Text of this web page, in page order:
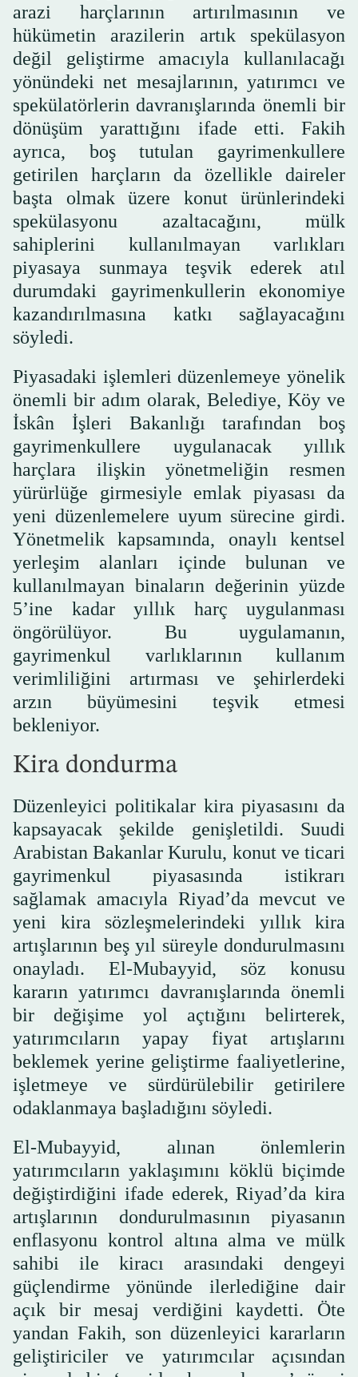
arazi harçlarının artırılmasının ve
hükümetin arazilerin artık spekülasyon
değil geliştirme amacıyla kullanılacağı
yönündeki net mesajlarının, yatırımcı ve
spekülatörlerin davranışlarında önemli bir
dönüşüm yarattığını ifade etti. Fakih
ayrıca, boş tutulan gayrimenkullere
getirilen harçların da özellikle daireler
başta olmak üzere konut ürünlerindeki
spekülasyonu azaltacağını, mülk
sahiplerini kullanılmayan varlıkları
piyasaya sunmaya teşvik ederek atıl
durumdaki gayrimenkullerin ekonomiye
kazandırılmasına katkı sağlayacağını
söyledi.
Piyasadaki işlemleri düzenlemeye yönelik
önemli bir adım olarak, Belediye, Köy ve
İskân İşleri Bakanlığı tarafından boş
gayrimenkullere uygulanacak yıllık
harçlara ilişkin yönetmeliğin resmen
yürürlüğe girmesiyle emlak piyasası da
yeni düzenlemelere uyum sürecine girdi.
Yönetmelik kapsamında, onaylı kentsel
yerleşim alanları içinde bulunan ve
kullanılmayan binaların değerinin yüzde
5’ine kadar yıllık harç uygulanması
öngörülüyor. Bu uygulamanın,
gayrimenkul varlıklarının kullanım
verimliliğini artırması ve şehirlerdeki
arzın büyümesini teşvik etmesi
bekleniyor.
Kira dondurma
Düzenleyici politikalar kira piyasasını da
kapsayacak şekilde genişletildi. Suudi
Arabistan Bakanlar Kurulu, konut ve ticari
gayrimenkul piyasasında istikrarı
sağlamak amacıyla Riyad’da mevcut ve
yeni kira sözleşmelerindeki yıllık kira
artışlarının beş yıl süreyle dondurulmasını
onayladı. El-Mubayyid, söz konusu
kararın yatırımcı davranışlarında önemli
bir değişime yol açtığını belirterek,
yatırımcıların yapay fiyat artışlarını
beklemek yerine geliştirme faaliyetlerine,
işletmeye ve sürdürülebilir getirilere
odaklanmaya başladığını söyledi.
El-Mubayyid, alınan önlemlerin
yatırımcıların yaklaşımını köklü biçimde
değiştirdiğini ifade ederek, Riyad’da kira
artışlarının dondurulmasının piyasanın
enflasyonu kontrol altına alma ve mülk
sahibi ile kiracı arasındaki dengeyi
güçlendirme yönünde ilerlediğine dair
açık bir mesaj verdiğini kaydetti. Öte
yandan Fakih, son düzenleyici kararların
geliştiriciler ve yatırımcılar açısından